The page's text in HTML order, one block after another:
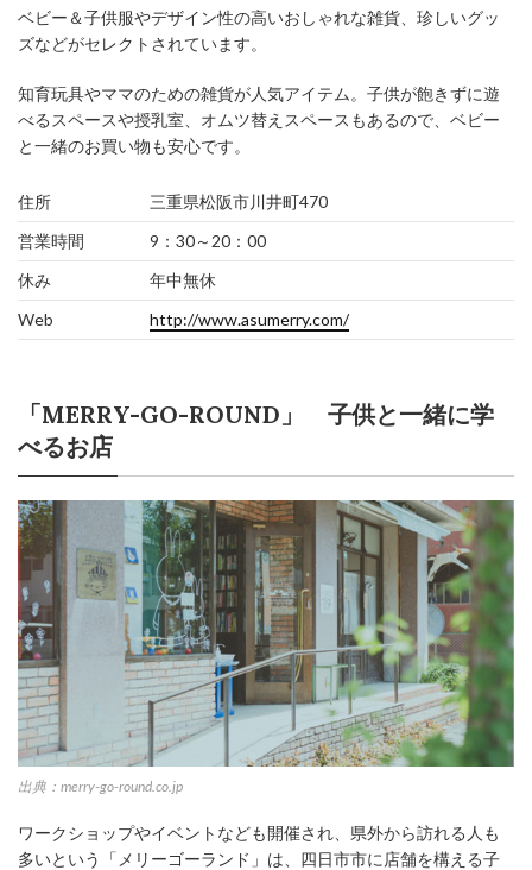
ベビー＆子供服やデザイン性の高いおしゃれな雑貨、珍しいグッ
ズなどがセレクトされています。
知育玩具やママのための雑貨が人気アイテム。子供が飽きずに遊
べるスペースや授乳室、オムツ替えスペースもあるので、ベビー
と一緒のお買い物も安心です。
住所
三重県松阪市川井町470
営業時間
9：30～20：00
休み
年中無休
Web
http://www.asumerry.com/
「MERRY-GO-ROUND」 子供と一緒に学
べるお店
出典：merry-go-round.co.jp
ワークショップやイベントなども開催され、県外から訪れる人も
多いという「メリーゴーランド」は、四日市市に店舗を構える子